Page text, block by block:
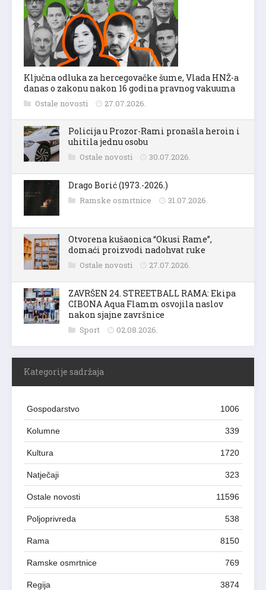
Ključna odluka za hercegovačke šume, Vlada HNŽ-a
danas o zakonu nakon 16 godina pravnog vakuuma
Ostale novosti 27.07.2026.
Policija u Prozor-Rami pronašla heroin i
uhitila jednu osobu
Ostale novosti 30.07.2026.
Drago Borić (1973.-2026.)
Ramske osmrtnice 31.07.2026.
Otvorena kušaonica “Okusi Rame”,
domaći proizvodi nadohvat ruke
Ostale novosti 27.07.2026.
ZAVRŠEN 24. STREETBALL RAMA: Ekipa
CIBONA Aqua Flamm osvojila naslov
nakon sjajne završnice
Sport 02.08.2026.
Kategorije sadržaja
Gospodarstvo 1006
Kolumne 339
Kultura 1720
Natječaji 323
Ostale novosti 11596
Poljoprivreda 538
Rama 8150
Ramske osmrtnice 769
Regija 3874